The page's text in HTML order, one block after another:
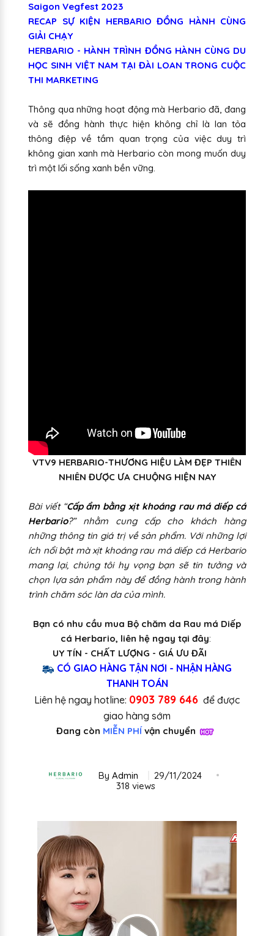
Saigon Vegfest 2023
RECAP SỰ KIỆN HERBARIO ĐỒNG HÀNH CÙNG
GIẢI CHẠY
HERBARIO - HÀNH TRÌNH ĐỒNG HÀNH CÙNG DU
HỌC SINH VIỆT NAM TẠI ĐÀI LOAN TRONG CUỘC
THI MARKETING
Thông qua những hoạt động mà Herbario đã, đang
và sẽ đồng hành thực hiện không chỉ là lan tỏa
thông điệp về tầm quan trọng của việc duy trì
không gian xanh mà Herbario còn mong muốn duy
trì một lối sống xanh bền vững.
VTV9 HERBARIO-THƯƠNG HIỆU LÀM ĐẸP THIÊN
NHIÊN ĐƯỢC ƯA CHUỘNG HIỆN NAY
Bài viết “Cấp ẩm bằng xịt khoáng rau má diếp cá
Herbario?” nhằm cung cấp cho khách hàng
những thông tin giá trị về sản phẩm. Với những lợi
ích nổi bật mà xịt khoáng rau má diếp cá Herbario
mang lại, chúng tôi hy vọng bạn sẽ tin tưởng và
chọn lựa sản phẩm này để đồng hành trong hành
trình chăm sóc làn da của mình.
Bạn có nhu cầu mua Bộ chăm da Rau má Diếp
cá Herbario, liên hệ ngay tại đây:
UY TÍN - CHẤT LƯỢNG - GIÁ ƯU ĐÃI
CÓ GIAO HÀNG TẬN NƠI - NHẬN HÀNG
THANH TOÁN
Liên hệ ngay hotline: 0903 789 646 để được
giao hàng sớm
Đang còn MIỄN PHÍ vận chuyển
By Admin
29/11/2024
318 views